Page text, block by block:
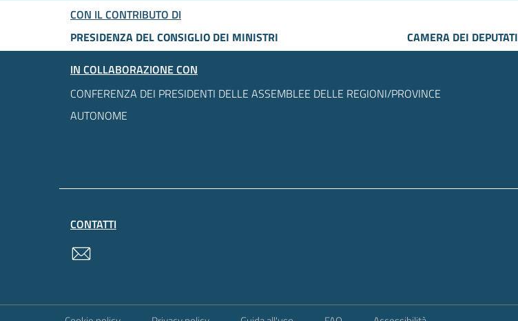
CON IL CONTRIBUTO DI
PRESIDENZA DEL CONSIGLIO DEI MINISTRI
CAMERA DEI DEPUTATI
IN COLLABORAZIONE CON
CONFERENZA DEI PRESIDENTI DELLE ASSEMBLEE DELLE REGIONI/PROVINCE
AUTONOME
CONTATTI